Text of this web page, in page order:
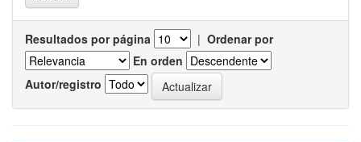
Resultados por página | Ordenar por
En orden
Autor/registro